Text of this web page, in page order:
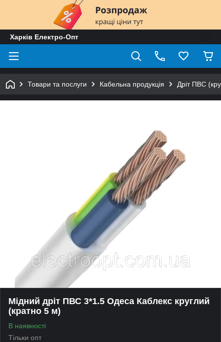
Харків Електро-Опт
Товари та послуги Кабельна продукція Дріт ПВС
Мідний дріт ПВС 3*1.5 Одеса Каблекс круглий
(кратно 5 м)
В наявності
Тільки опт